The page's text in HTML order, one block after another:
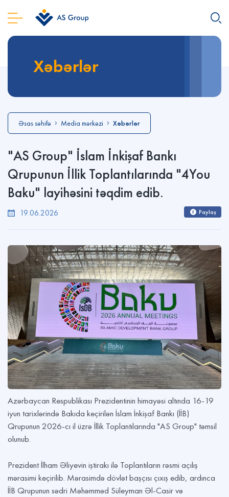
Xəbərlər
Əsas səhifə Media mərkəzi Xəbərlər
"AS Group" İslam İnkişaf Bankı
Qrupunun İllik Toplantılarında "4You
Baku" layihəsini təqdim edib.
19.06.2026 Paylaş
Azərbaycan Respublikası Prezidentinin himayəsi altında 16-19
iyun tarixlərində Bakıda keçirilən İslam İnkişaf Bankı (İİB)
Qrupunun 2026-cı il üzrə İllik Toplantılarında "AS Group" təmsil
olunub.
Prezident İlham Əliyevin iştirakı ilə Toplantıların rəsmi açılış
mərasimi keçirilib. Mərasimdə dövlət başçısı çıxış edib, ardınca
İİB Qrupunun sədri Məhəmməd Süleyman Əl-Casir və